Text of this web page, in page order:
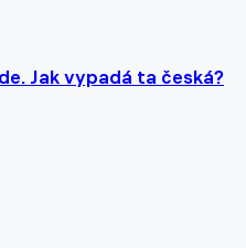
Jak vypadá ta česká?